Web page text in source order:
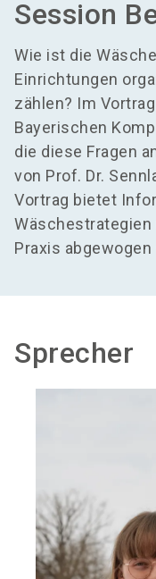
Session
Wie ist die
Einrichtungen
zählen? Im
Bayerischen
die diese Fragen
von Prof. Dr.
Vortrag bietet
Wäschestrategien
Praxis
Sprecher